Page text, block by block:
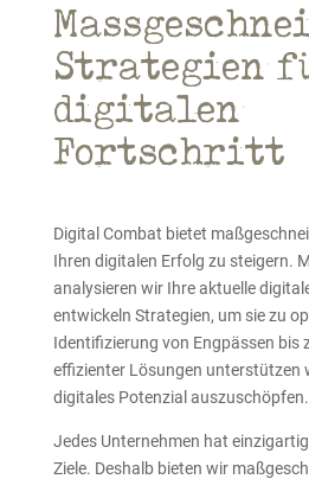
Strategien
digitalen
Fortschritt
Digital Combat bietet
Ihren digitalen Erfolg zu steigern.
analysieren wir Ihre aktuelle
entwickeln Strategien, um sie zu
Identifizierung von Engpässen bis
effizienter Lösungen unterstützen
digitales Potenzial auszuschöpfen.
Jedes Unternehmen hat
Ziele. Deshalb bieten wir